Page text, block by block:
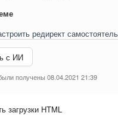
редирект
с ИИ
получены 08.04.2021 21:39
загрузки HTML